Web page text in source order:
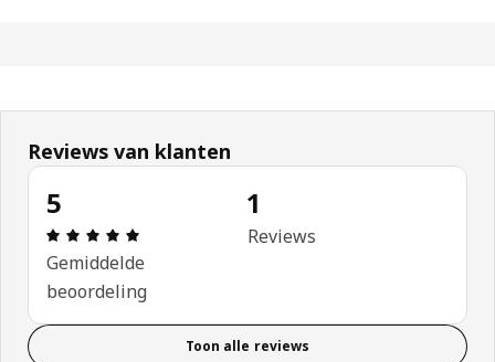
Reviews van klanten
5
Review: 5 van 5 sterren. Totaal beoordelingen: 1
Gemiddelde
beoordeling
1
Reviews
Toon alle reviews